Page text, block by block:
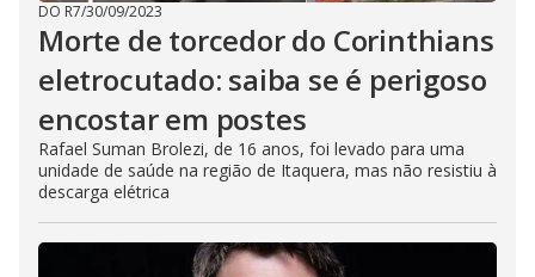
DO R7/30/09/2023
Morte de torcedor do Corinthians
eletrocutado: saiba se é perigoso
encostar em postes
Rafael Suman Brolezi, de 16 anos, foi levado para uma
unidade de saúde na região de Itaquera, mas não resistiu à
descarga elétrica